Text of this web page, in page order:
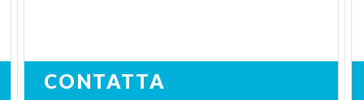
CONTATTA